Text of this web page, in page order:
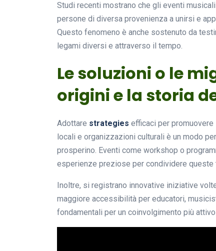
Studi recenti mostrano che gli eventi
persone di diversa provenienza a unirsi e
Questo fenomeno è anche sostenuto da
legami diversi e attraverso il tempo.
Le soluzioni o le
origini e la storia
Adottare strategies efficaci per promuovere
locali e organizzazioni culturali è un modo
prosperino. Eventi come workshop o
esperienze preziose per condividere queste
Inoltre, si registrano innovative iniziative
maggiore accessibilità per educatori,
fondamentali per un coinvolgimento più